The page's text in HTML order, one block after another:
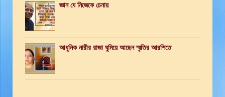
জ্ঞান যে নিজেকে চেনায়
আধুনিক নারীর রাজা ঘুমিয়ে আছেন স্মৃতির আরশিতে